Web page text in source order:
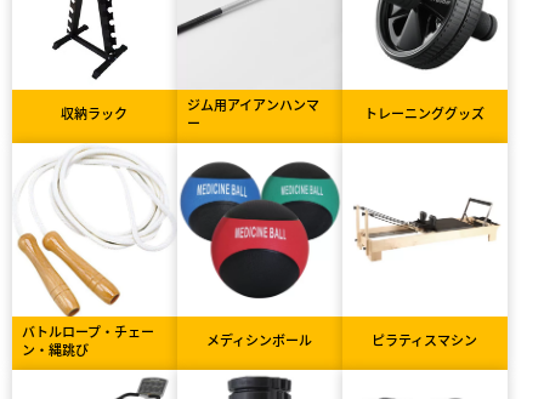
収納ラック
ジム用アイアンハンマ
ー
トレーニンググッズ
バトルロープ・チェー
ン・縄跳び
メディシンボール ピラティスマシン